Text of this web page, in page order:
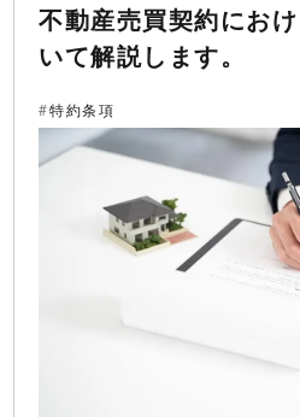
不動産売買契約にお
いて解説します。
特約条項